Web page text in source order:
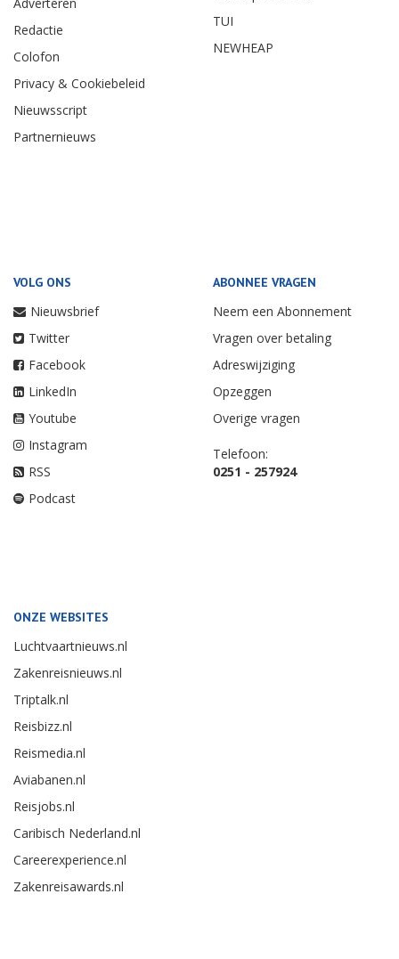
Redactie
Colofon
Privacy & Cookiebeleid
Nieuwsscript
Partnernieuws
TUI
NEWHEAP
VOLG ONS
Nieuwsbrief
Twitter
Facebook
LinkedIn
Youtube
Instagram
RSS
Podcast
ABONNEE VRAGEN
Neem een Abonnement
Vragen over betaling
Adreswijziging
Opzeggen
Overige vragen
Telefoon:
0251 - 257924
ONZE WEBSITES
Luchtvaartnieuws.nl
Zakenreisnieuws.nl
Triptalk.nl
Reisbizz.nl
Reismedia.nl
Aviabanen.nl
Reisjobs.nl
Caribisch Nederland.nl
Careerexperience.nl
Zakenreisawards.nl